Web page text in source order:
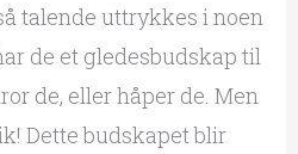
talende uttrykkes i noen
de et gledesbudskap til
de, eller håper de. Men
Dette budskapet blir